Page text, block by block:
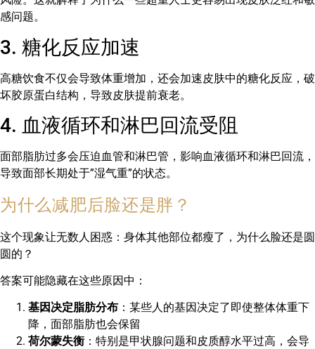
感问题。
3. 糖化反应加速
高糖饮食不仅会导致体重增加，还会加速皮肤中的糖化反应，破
坏胶原蛋白结构，导致皮肤提前衰老。
4. 血液循环和淋巴回流受阻
面部脂肪过多会压迫血管和淋巴管，影响血液循环和淋巴回流，
导致面部长期处于”湿气重”的状态。
为什么减肥后脸还是胖？
这个现象让无数人困惑：身体其他部位都瘦了，为什么脸还是圆
圆的？
答案可能隐藏在这些原因中：
基因决定脂肪分布 ：某些人的基因决定了即使整体体重下
降，面部脂肪也会保留
荷尔蒙失衡 ：特别是甲状腺问题和皮质醇水平过高，会导